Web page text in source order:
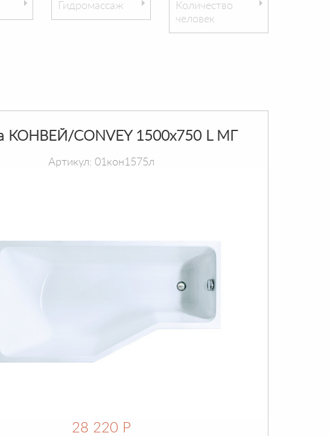
Гидромассаж
Количество
человек
КОНВЕЙ/CONVEY 1500х750 L МГ
Артикул: 01кон1575л
28 220 Р